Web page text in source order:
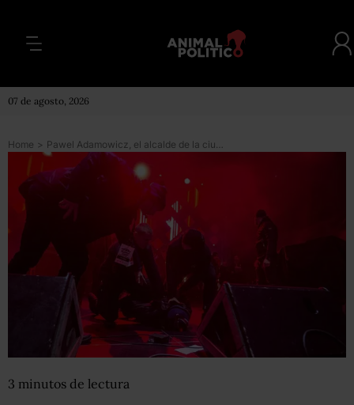
07 de agosto, 2026
Home > Pawel Adamowicz, el alcalde de la ciudad polaca de Gdansk que murió tras ser apuñalado brutalmente delante de miles de personas en un evento benéfico
3 minutos de lectura